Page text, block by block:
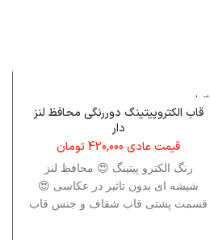
اتمام م
وجودی
قاب الکتروپیتینگ دوررنگی محافظ لنز
دار
قیمت عادی420,000 تومان
رنگ الکترو پیتینگ 😍 محافظ لنز
شیشه ای بدون تاثیر در عکاسی 😍
قسمت پشتی قاب شفاف و جنس قاب